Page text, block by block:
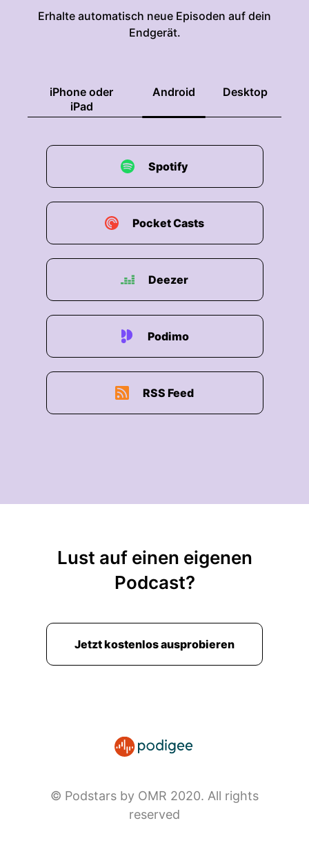
Erhalte automatisch neue Episoden auf dein
Endgerät.
iPhone oder
iPad
Android Desktop
Spotify
Pocket Casts
Deezer
Podimo
RSS Feed
Lust auf einen eigenen
Podcast?
Jetzt kostenlos ausprobieren
© Podstars by OMR 2020. All rights
reserved